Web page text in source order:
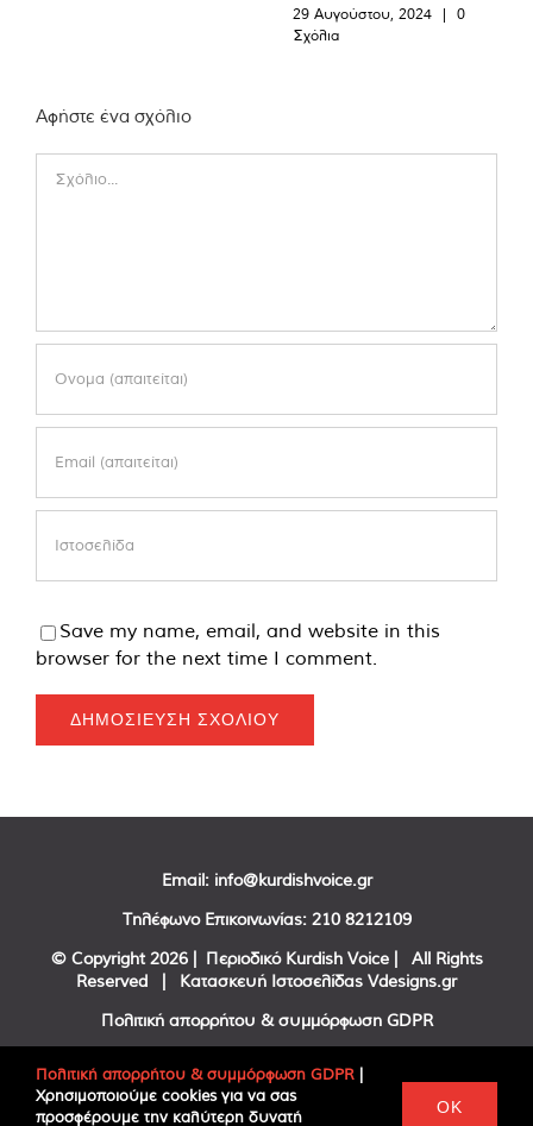
29 Αυγούστου, 2024 |
0
Σχόλια
Αφήστε ένα σχόλιο
Save my name, email, and website in this
browser for the next time I comment.
Email: info@kurdishvoice.gr
Τηλέφωνο Επικοινωνίας: 210 8212109
© Copyright 2026 | Περιοδικό Kurdish Voice | All Rights
Reserved | Κατασκευή Ιστοσελίδας Vdesigns.gr
Πολιτική απορρήτου & συμμόρφωση GDPR
FacebookTwitter
Πολιτική απορρήτου & συμμόρφωση GDPR |
Χρησιμοποιούμε cookies για να σας
προσφέρουμε την καλύτερη δυνατή
OK